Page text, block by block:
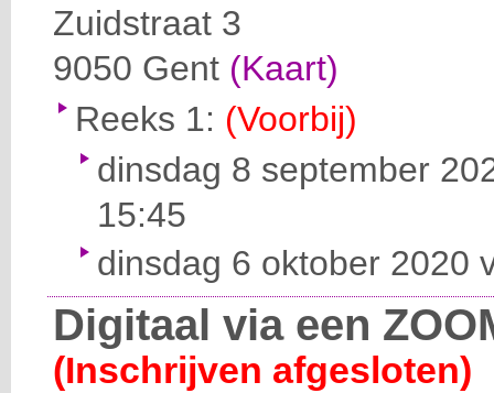
Zuidstraat 3
9050 Gent (Kaart)
Reeks 1: (Voorbij)
dinsdag 8 september
15:45
dinsdag 6 oktober 2020
Digitaal via een
(Inschrijven afgesloten)